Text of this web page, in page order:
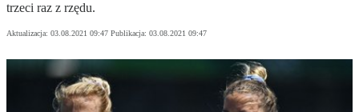
trzeci raz z rzędu.
Aktualizacja: 03.08.2021 09:47 Publikacja: 03.08.2021 09:47